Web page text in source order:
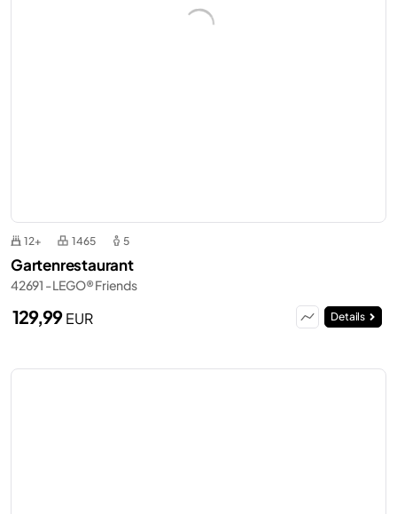
12+ 1465 5
Gartenrestaurant
42691 - LEGO® Friends
129,99EUR Details